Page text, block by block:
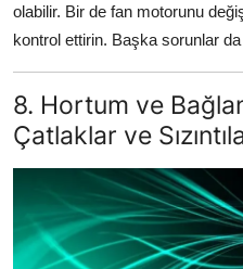
olabilir. Bir de fan motorunu
kontrol ettirin. Başka sorunlar da
8. Hortum ve
Çatlaklar ve